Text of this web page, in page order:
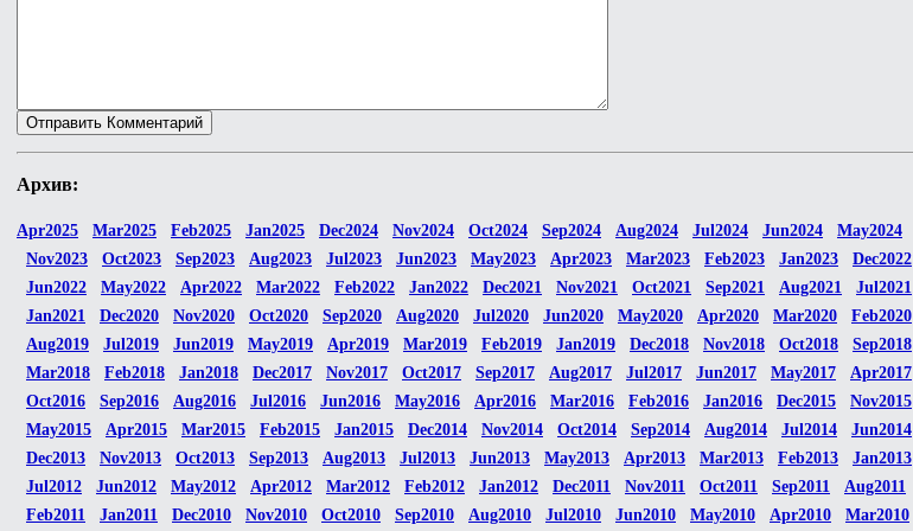
Архив:
Apr2025 Mar2025 Feb2025 Jan2025 Dec2024 Nov2024 Oct2024 Sep2024 Aug2024 Jul2024 Jun2024 May2024
Nov2023
Oct2023 Sep2023 Aug2023 Jul2023 Jun2023 May2023 Apr2023 Mar2023 Feb2023 Jan2023 Dec2022
Jun2022
May2022 Apr2022 Mar2022 Feb2022 Jan2022 Dec2021 Nov2021 Oct2021 Sep2021 Aug2021 Jul2021
Jan2021
Dec2020 Nov2020 Oct2020 Sep2020 Aug2020 Jul2020 Jun2020 May2020 Apr2020 Mar2020 Feb2020
Aug2019
Jul2019 Jun2019 May2019 Apr2019 Mar2019 Feb2019 Jan2019 Dec2018 Nov2018 Oct2018 Sep2018
Mar2018
Feb2018 Jan2018 Dec2017 Nov2017 Oct2017 Sep2017 Aug2017 Jul2017 Jun2017 May2017 Apr2017
Oct2016
Sep2016 Aug2016 Jul2016 Jun2016 May2016 Apr2016 Mar2016 Feb2016 Jan2016 Dec2015 Nov2015
May2015
Apr2015 Mar2015 Feb2015 Jan2015 Dec2014 Nov2014 Oct2014 Sep2014 Aug2014 Jul2014 Jun2014
Dec2013
Nov2013 Oct2013 Sep2013 Aug2013 Jul2013 Jun2013 May2013 Apr2013 Mar2013 Feb2013 Jan2013
Jul2012
Jun2012 May2012 Apr2012 Mar2012 Feb2012 Jan2012 Dec2011 Nov2011 Oct2011 Sep2011 Aug2011
Feb2011
Jan2011 Dec2010 Nov2010 Oct2010 Sep2010 Aug2010 Jul2010 Jun2010 May2010 Apr2010 Mar2010